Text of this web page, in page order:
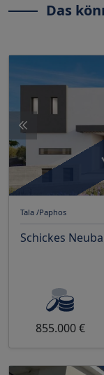
Das
Tala /Paphos
Schickes
855.000 €